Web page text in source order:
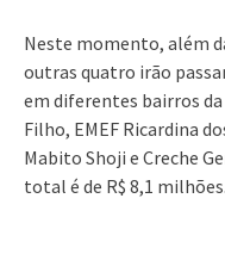
Neste momento, além
outras quatro irão
em diferentes bairros da
Filho, EMEF Ricardina
Mabito Shoji e Creche
total é de R$ 8,1 milhões.